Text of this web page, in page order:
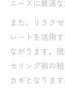
グ強
エス
ポイ
顧客
レー
施術前後
ニーズに最適
また、リラク
レートを活用
ながります。
セリング術の
カギとなります